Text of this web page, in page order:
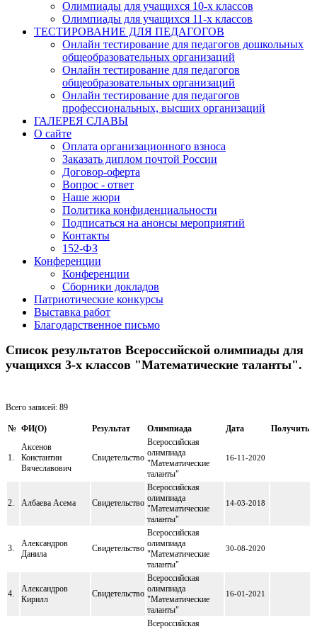
Олимпиады для учащихся 10-х классов
Олимпиады для учащихся 11-х классов
ТЕСТИРОВАНИЕ ДЛЯ ПЕДАГОГОВ
Онлайн тестирование для педагогов дошкольных
общеобразовательных организаций
Онлайн тестирование для педагогов
общеобразовательных организаций
Онлайн тестирование для педагогов
профессиональных, высших организаций
ГАЛЕРЕЯ СЛАВЫ
О сайте
Оплата организационного взноса
Заказать диплом почтой России
Договор-оферта
Вопрос - ответ
Наше жюри
Политика конфиденциальности
Подписаться на анонсы мероприятий
Контакты
152-ФЗ
Конференции
Конференции
Сборники докладов
Патриотические конкурсы
Выставка работ
Благодарственное письмо
Список результатов Всероссийской олимпиады для
учащихся 3-х классов "Математические таланты".
Всего записей: 89
№ ФИ(O) Результат Олимпиада Дата Получить
1.
Аксенов
Константин
Вячеславович
Свидетельство
Всероссийская
олимпиада
"Математические
таланты"
16-11-2020
2. Албаева Асема Свидетельство
Всероссийская
олимпиада
"Математические
таланты"
14-03-2018
3.
Александров
Данила
Свидетельство
Всероссийская
олимпиада
"Математические
таланты"
30-08-2020
4.
Александров
Кирилл
Свидетельство
Всероссийская
олимпиада
"Математические
таланты"
16-01-2021
Всероссийская